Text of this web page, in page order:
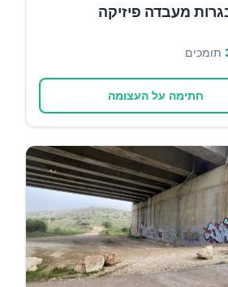
מעבדה פיזיקה
תומכים
חתימה על העצומה